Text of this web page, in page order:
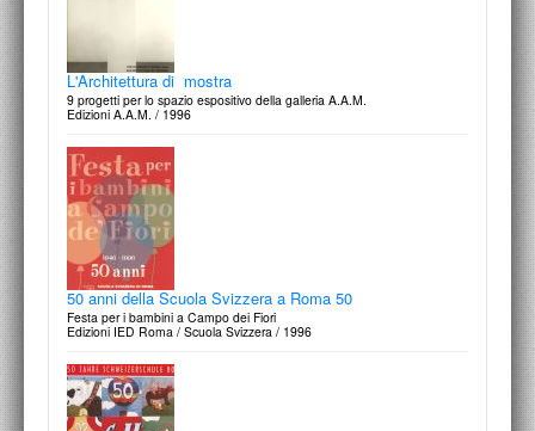
L'Architettura di mostra
9 progetti per lo spazio espositivo della galleria A.A.M.
Edizioni A.A.M. / 1996
50 anni della Scuola Svizzera a Roma 50
Festa per i bambini a Campo dei Fiori
Edizioni IED Roma / Scuola Svizzera / 1996